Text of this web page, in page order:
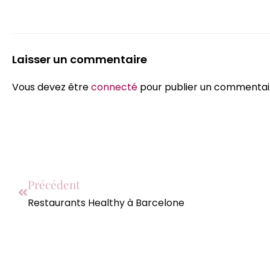
Laisser un commentaire
Vous devez êtreconnecté pour publier un
Précédent
Restaurants Healthy à Barcelone